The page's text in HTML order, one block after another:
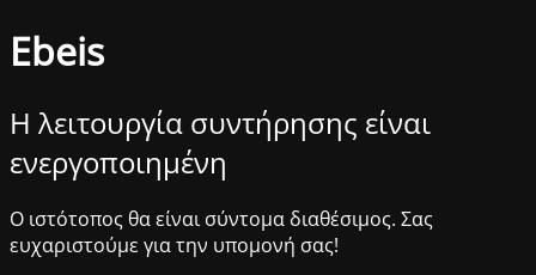
Ebeis
Η λειτουργία συντήρησης είναι
ενεργοποιημένη
Ο ιστότοπος θα είναι σύντομα διαθέσιμος. Σας
ευχαριστούμε για την υπομονή σας!